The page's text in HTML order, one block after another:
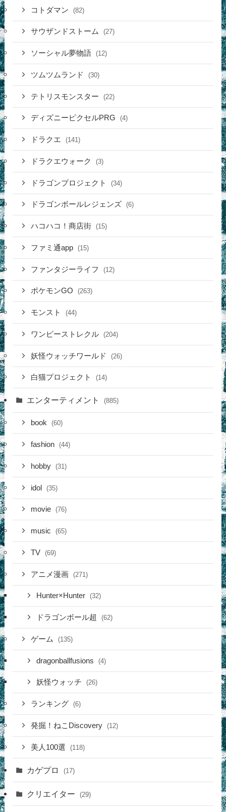
コトダマン (82)
サウザンドストーム (27)
ソーシャル夢物語 (12)
ツムツムランド (30)
テトリスモンスター (22)
ディズニーピクセルPRG (4)
ドラクエ (141)
ドラクエウォーク (3)
ドラゴンプロジェクト (34)
ドラゴンボールレジェンズ (6)
ハコハコ！商店街 (15)
ファミ通app (15)
ファンタジーライフ (12)
ポケモンGO (263)
モンスト (44)
ワンピーストレクル (204)
妖怪ウォッチワールド (26)
白猫プロジェクト (14)
エンターティメント (885)
book (60)
fashion (44)
hobby (31)
idol (35)
movie (76)
music (65)
TV (69)
アニメ漫画 (271)
Hunter×Hunter (32)
ドラゴンボール超 (62)
ゲーム (135)
dragonballfusions (4)
妖怪ウォッチ (26)
ランキング (6)
発掘！ねこDiscovery (12)
美人100選 (118)
カゲプロ (17)
クリエイター (29)